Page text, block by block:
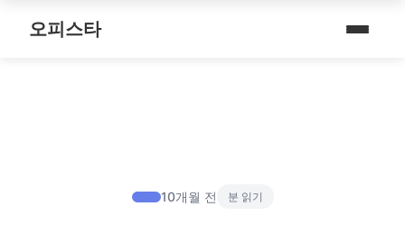
오피스타
스파여행
퇴근 후 나를 위한 리셋 코스
기차역과 공항 근처의 프리미엄 힐링 스팟 9선
타이 마사지
10개월 전 분 읽기